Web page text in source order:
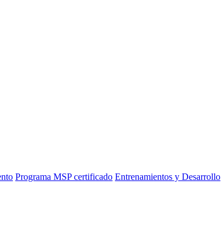
Programa MSP certificado Entrenamientos y Desarrollo